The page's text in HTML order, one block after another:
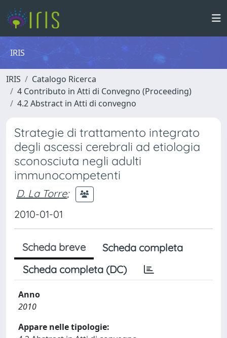
IRIS
IRIS
Catalogo Ricerca
4 Contributo in Atti di Convegno (Proceeding)
4.2 Abstract in Atti di convegno
Strategie di trattamento integrato
degli ascessi cerebrali ad etiologia
sconosciuta negli adulti
immunocompetenti
D. La Torre;
2010-01-01
Scheda breve
Scheda completa
Scheda completa (DC)
Anno
2010
Appare nelle tipologie: